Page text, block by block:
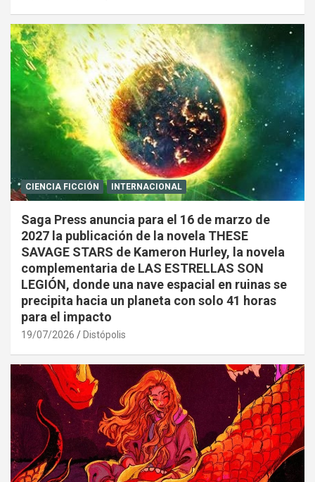
CIENCIA FICCIÓN INTERNACIONAL
Saga Press anuncia para el 16 de marzo de
2027 la publicación de la novela THESE
SAVAGE STARS de Kameron Hurley, la novela
complementaria de LAS ESTRELLAS SON
LEGIÓN, donde una nave espacial en ruinas se
precipita hacia un planeta con solo 41 horas
para el impacto
19/07/2026 Distópolis